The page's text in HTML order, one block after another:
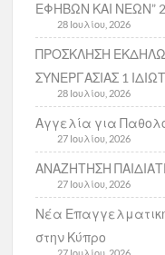
ΕΦΗΒΩΝ ΚΑΙ ΝΕΩΝ”
28 Ιουλίου, 2026
ΠΡΟΣΚΛΗΣΗ
ΣΥΝΕΡΓΑΣΙΑΣ 1
28 Ιουλίου, 2026
Αγγελία για
27 Ιουλίου, 2026
ΑΝΑΖΗΤΗΣΗ
27 Ιουλίου, 2026
Νέα
στην Κύπρο